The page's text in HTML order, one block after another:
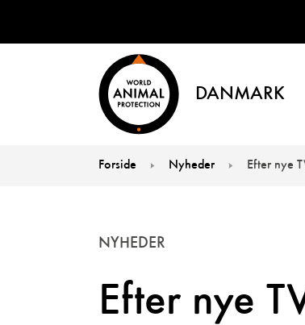
DANMARK
Forside Nyheder Efter nye
Efter nye
NYHEDER